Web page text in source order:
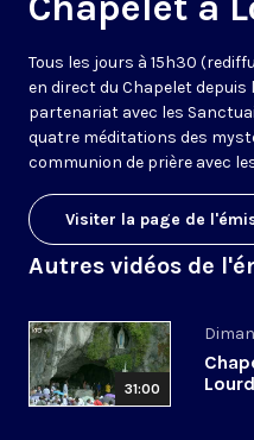
Tous les jours à 15h30
en direct du Chapelet depuis
partenariat avec les
quatre méditations des
communion de prière avec
Visiter la page de
Autres vidéos de
31:00